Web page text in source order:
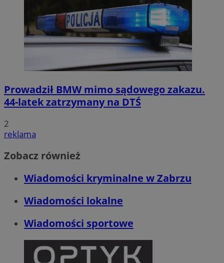
Prowadził BMW mimo sądowego zakazu.
44-latek zatrzymany na DTŚ
2
reklama
Zobacz również
Wiadomości kryminalne w Zabrzu
Wiadomości lokalne
Wiadomości sportowe